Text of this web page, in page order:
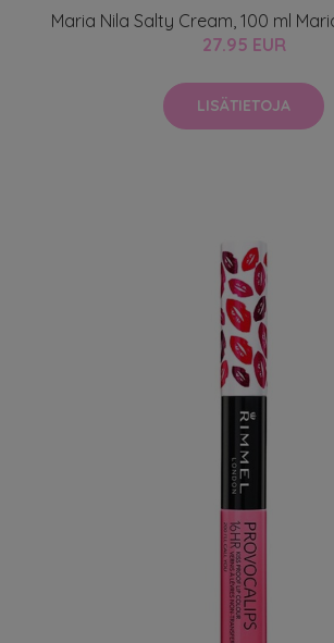
Maria Nila Salty Cream, 100 ml
27.95 EUR
LISÄTIETOJA